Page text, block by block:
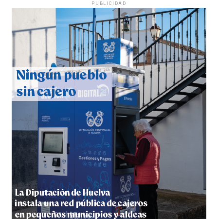
QUINTA CORRIDA DE LAS FIESTAS COLOMBINAS
2026
hace 5 días·Huelvatv
5º DÍA DE LAS FIESTAS COLOMBINAS 2026
hace 5 días·Huelvatv
PUBLICIDAD